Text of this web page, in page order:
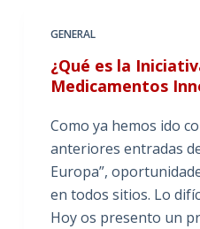
GENERAL
¿Qué es la
Medicamentos
Como ya hemos ido
anteriores entradas
Europa”,
en todos sitios. Lo
Hoy os presento un